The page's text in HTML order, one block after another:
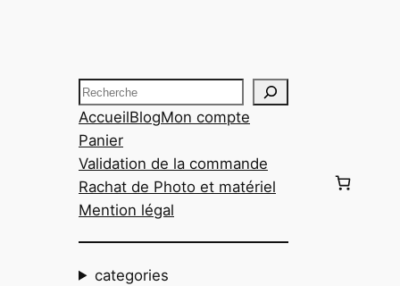
Recherche
AccueilBlogMon compte
Panier
Validation de la commande
Rachat de Photo et matériel
Mention légal
categories